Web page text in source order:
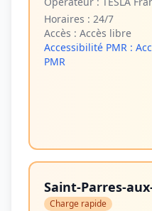
Horaires : 24/7
Accès : Accès libre
Accessibilité PMR :
PMR
Saint-Parres-
Charge rapide